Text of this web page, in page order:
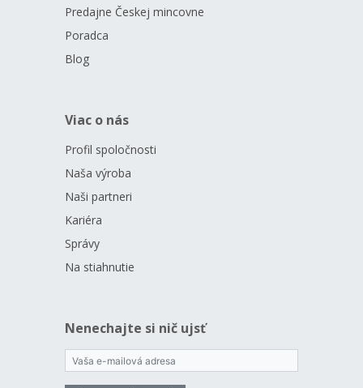
Predajne Českej mincovne
Poradca
Blog
Viac o nás
Profil spoločnosti
Naša výroba
Naši partneri
Kariéra
Správy
Na stiahnutie
Nenechajte si nič ujsť